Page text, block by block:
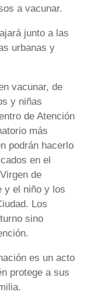
a vacunar.
junto a las
urbanas y
vacunar, de
y niñas
de Atención
más
podrán hacerlo
en el
de
y el niño y los
Los
sino
es un acto
protege a sus